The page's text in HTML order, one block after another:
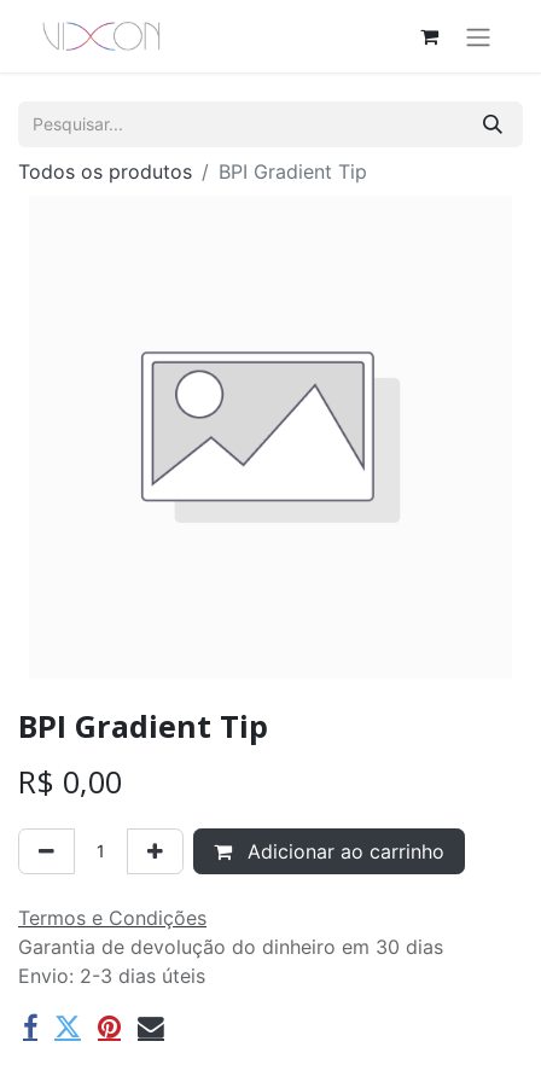
Todos os produtos BPI Gradient Tip
BPI Gradient Tip
R$ 0,00
Adicionar ao carrinho
Termos e Condições
Garantia de devolução do dinheiro em 30 dias
Envio: 2-3 dias úteis